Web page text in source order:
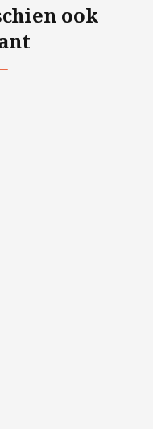
ook